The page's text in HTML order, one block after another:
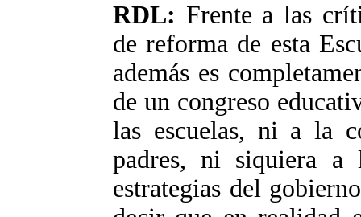
RDL: Frente a las
de reforma de esta
además es
de un congreso
las escuelas, ni a la
padres, ni siquiera a
estrategias del